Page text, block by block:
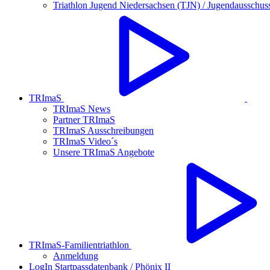
Triathlon Jugend Niedersachsen (TJN) /
TRImaS
TRImaS News
Partner TRImaS
TRImaS Ausschreibungen
TRImaS Video´s
Unsere TRImaS Angebote
TRImaS-Familientriathlon
Anmeldung
LogIn Startpassdatenbank / Phönix II